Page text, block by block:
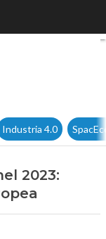
di coda
Industria 4.0
2023: